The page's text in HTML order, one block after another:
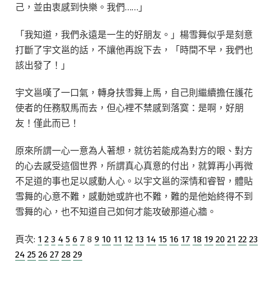
己，並由衷感到快樂。我們……」
「我知道，我們永遠是一生的好朋友。」楊雪舞似乎是刻意
打斷了宇文邕的話，不讓他再說下去，「時間不早，我們也
該出發了！」
宇文邕嘆了一口氣，轉身扶雪舞上馬，自己則繼續擔任護花
使者的任務馭馬而去，但心裡不禁感到落寞：是啊，好朋
友！僅此而已！
原來所謂一心一意為人著想，就彷若能成為對方的眼、對方
的心去感受這個世界，所謂真心真意的付出，就算再小再微
不足道的事也足以感動人心。以宇文邕的深情和睿智，體貼
雪舞的心意不難，感動她或許也不難，難的是他始終得不到
雪舞的心，也不知道自己如何才能攻破那道心牆。
頁次: 1 2 3 4 5 6 7 8 9 10 11 12 13 14 15 16 17 18 19 20 21 22 23
24 25 26 27 28 29